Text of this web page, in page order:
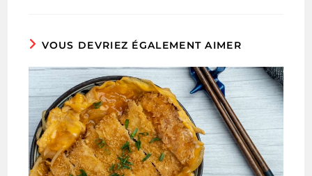
VOUS DEVRIEZ ÉGALEMENT AIMER